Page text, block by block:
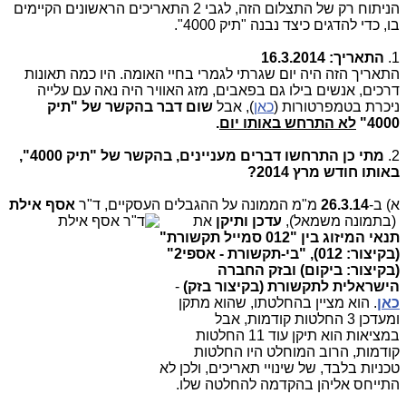
הניתוח רק של התצלום הזה, לגבי 2 התאריכים הראשונים הקיימים
בו, כדי להדגים כיצד נבנה "תיק 4000".
1. התאריך: 16.3.2014
התאריך הזה היה יום שגרתי לגמרי בחיי האומה. היו כמה תאונות
דרכים, אנשים בילו גם בפאבים, מזג האוויר היה נאה עם עלייה
ניכרת בטמפרטורות (כאן), אבל שום דבר בהקשר של "תיק
4000"
לא התרחש באותו יום.
2.
מתי כן התרחשו דברים מעניינים, בהקשר של "תיק 4000",
באותו חודש מרץ 2014?
א) ב-26.3.14 מ"מ הממונה על ההגבלים העסקיים, ד"ר אסף אילת
(בתמונה משמאל), עדכן ותיקן את
תנאי המיזוג בין "012 סמייל תקשורת"
(בקיצור: 012), "בי-תקשורת - אספי2"
(בקיצור: ביקום) ובזק החברה
הישראלית לתקשורת (בקיצור בזק) -
כאן. הוא מציין בהחלטתו, שהוא מתקן
ומעדכן 3 החלטות קודמות, אבל
במציאות הוא תיקן עוד 11 החלטות
קודמות, הרוב המוחלט היו החלטות
טכניות בלבד, של שינויי תאריכים, ולכן לא
התייחס אליהן בהקדמה להחלטה שלו.